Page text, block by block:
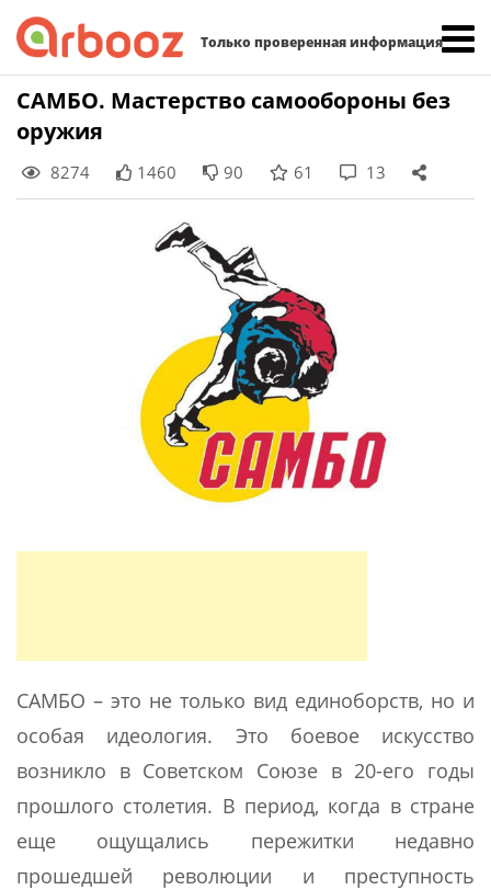
Только проверенная информация
Skip
content
САМБО. Мастерство самообороны без
оружия
8274 1460 90 61 13
САМБО – это не только вид единоборств, но и
особая идеология. Это боевое искусство
возникло в Советском Союзе в 20-его годы
прошлого столетия. В период, когда в стране
еще ощущались пережитки недавно
прошедшей революции и преступность
Найти: